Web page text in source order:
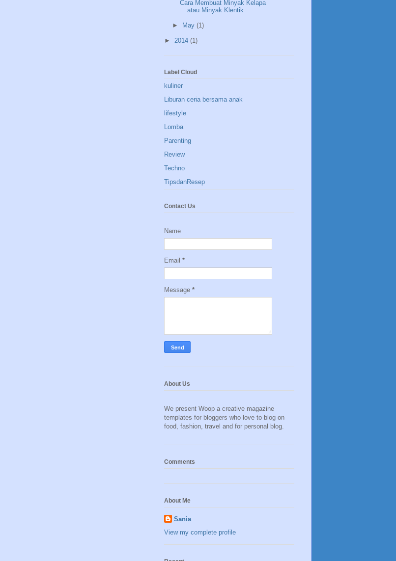
Cara Membuat Minyak Kelapa
atau Minyak Klentik
► May (1)
► 2014 (1)
Label Cloud
kuliner
Liburan ceria bersama anak
lifestyle
Lomba
Parenting
Review
Techno
TipsdanResep
Contact Us
Name
Email *
Message *
About Us
We present Woop a creative magazine
templates for bloggers who love to blog on
food, fashion, travel and for personal blog.
Comments
About Me
Sania
View my complete profile